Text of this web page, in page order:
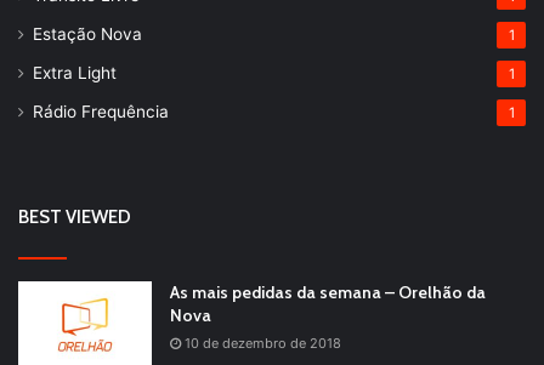
Estação Nova 1
Extra Light 1
Rádio Frequência 1
BEST VIEWED
As mais pedidas da semana – Orelhão da
Nova
10 de dezembro de 2018